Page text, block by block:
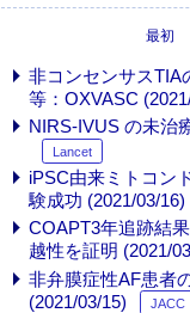
最初
非コンセンサスTIA
等：OXVASC
NIRS-IVUS の未治
Lancet
iPSC由来ミトコン
験成功 (2021/03/16)
COAPT3年追跡結
越性を証明 (2021/
非弁膜症性AF患者
(2021/03/15)
JACC